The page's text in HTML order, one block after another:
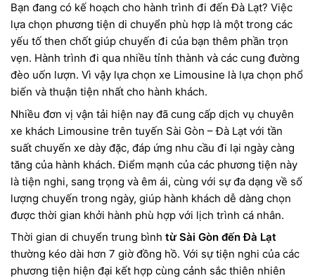
Bạn đang có kế hoạch cho hành trình đi đến Đà Lạt? Việc
lựa chọn phương tiện di chuyển phù hợp là một trong các
yếu tố then chốt giúp chuyến đi của bạn thêm phần trọn
vẹn. Hành trình đi qua nhiều tỉnh thành và các cung đường
đèo uốn lượn. Vì vậy lựa chọn xe Limousine là lựa chọn phổ
biến và thuận tiện nhất cho hành khách.
Nhiều đơn vị vận tải hiện nay đã cung cấp dịch vụ chuyên
xe khách Limousine trên tuyến Sài Gòn – Đà Lạt với tần
suất chuyến xe dày đặc, đáp ứng nhu cầu đi lại ngày càng
tăng của hành khách. Điểm mạnh của các phương tiện này
là tiện nghi, sang trọng và êm ái, cùng với sự đa dạng về số
lượng chuyến trong ngày, giúp hành khách dễ dàng chọn
được thời gian khởi hành phù hợp với lịch trình cá nhân.
Thời gian di chuyển trung bình từ Sài Gòn đến Đà Lạt
thường kéo dài hơn 7 giờ đồng hồ. Với sự tiện nghi của các
phương tiện hiện đại kết hợp cùng cảnh sắc thiên nhiên